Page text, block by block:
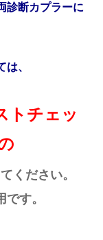
診断カプラーに
、
トチェッ
ください。
す。